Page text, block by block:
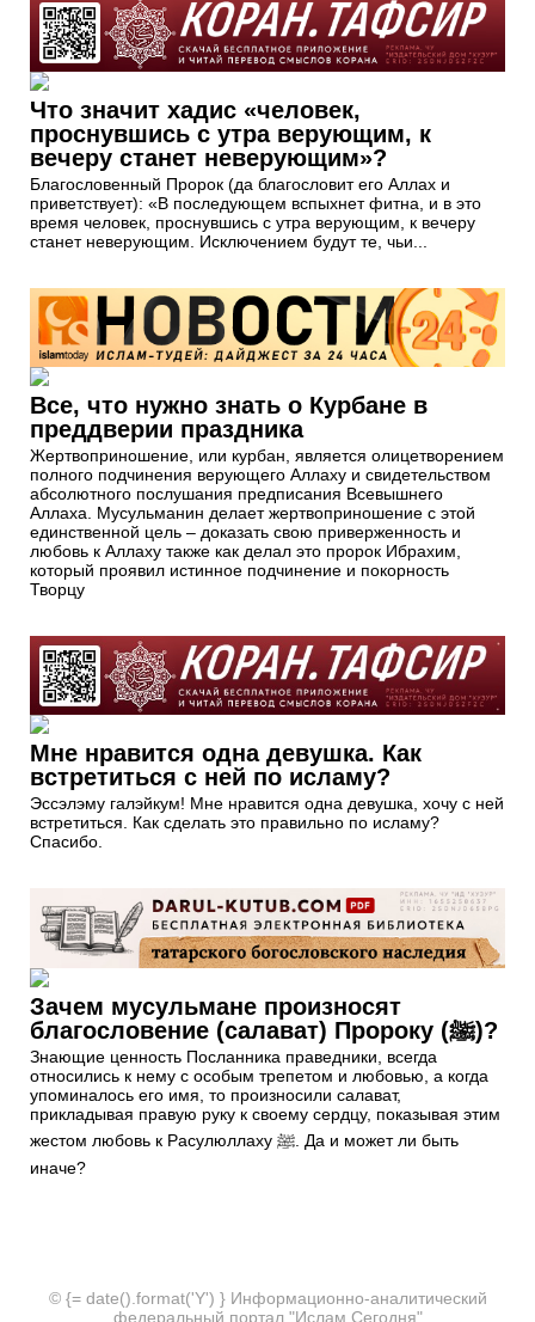
Что значит хадис «человек,
проснувшись с утра верующим, к
вечеру станет неверующим»?
Благословенный Пророк (да благословит его Аллах и
приветствует): «В последующем вспыхнет фитна, и в это
время человек, проснувшись с утра верующим, к вечеру
станет неверующим. Исключением будут те, чьи...
Все, что нужно знать о Курбане в
преддверии праздника
Жертвоприношение, или курбан, является олицетворением
полного подчинения верующего Аллаху и свидетельством
абсолютного послушания предписания Всевышнего
Аллаха. Мусульманин делает жертвоприношение с этой
единственной цель – доказать свою приверженность и
любовь к Аллаху также как делал это пророк Ибрахим,
который проявил истинное подчинение и покорность
Творцу
Мне нравится одна девушка. Как
встретиться с ней по исламу?
Эссэлэму галэйкум! Мне нравится одна девушка, хочу с ней
встретиться. Как сделать это правильно по исламу?
Спасибо.
Зачем мусульмане произносят
благословение (салават) Пророку (ﷺ)?
Знающие ценность Посланника праведники, всегда
относились к нему с особым трепетом и любовью, а когда
упоминалось его имя, то произносили салават,
прикладывая правую руку к своему сердцу, показывая этим
жестом любовь к Расулюллаху ﷺ. Да и может ли быть
иначе?
© {= date().format('Y') } Информационно-аналитический
федеральный портал "Ислам Сегодня"